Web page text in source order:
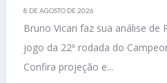
8 DE AGOSTO DE 2026
Bruno Vicari faz sua análise de
jogo da 22ª rodada do
Confira projeção e...